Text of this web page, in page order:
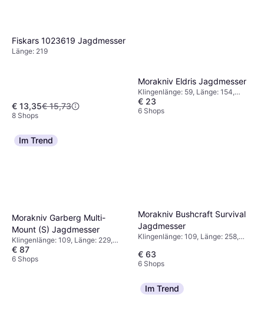
Fiskars 1023619 Jagdmesser
Länge: 219
€ 13,35€ 15,73
8 Shops
Morakniv Eldris Jagdmesser
Klingenlänge: 59, Länge: 154,
Gewicht: 119
€ 23
6 Shops
Im Trend
Morakniv Garberg Multi-
Mount (S) Jagdmesser
Klingenlänge: 109, Länge: 229,
Gewicht: 240
€ 87
6 Shops
Morakniv Bushcraft Survival
Jagdmesser
Klingenlänge: 109, Länge: 258,
€ 63
6 Shops
Im Trend